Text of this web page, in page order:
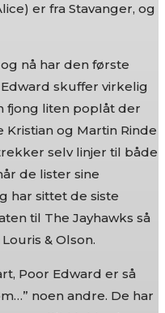
er fra Stavanger, og
nå har den første
skuffer virkelig
fjong liten poplåt der
og Martin Rinde
selv linjer til både
de lister sine
har sittet de siste
til The Jayhawks så
& Olson.
Poor Edward er så
noen andre. De har